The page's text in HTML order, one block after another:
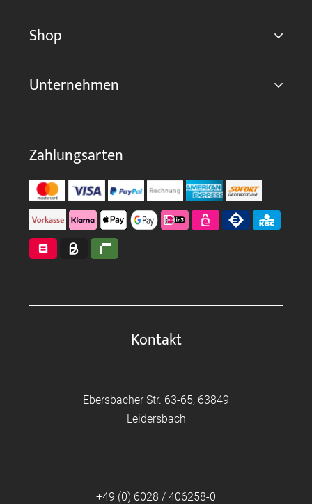
Shop
Unternehmen
Zahlungsarten
Kontakt
Ebersbacher Str. 63-65, 63849
Leidersbach
+49 (0) 6028 / 406258-0